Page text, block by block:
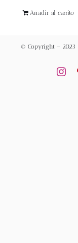
Añadir al carrito
© Copyright – 2023 |